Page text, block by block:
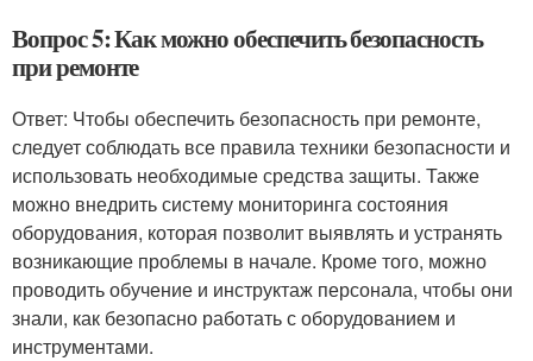
Вопрос 5: Как можно обеспечить безопасность
при ремонте
Ответ: Чтобы обеспечить безопасность при ремонте,
следует соблюдать все правила техники безопасности и
использовать необходимые средства защиты. Также
можно внедрить систему мониторинга состояния
оборудования, которая позволит выявлять и устранять
возникающие проблемы в начале. Кроме того, можно
проводить обучение и инструктаж персонала, чтобы они
знали, как безопасно работать с оборудованием и
инструментами.